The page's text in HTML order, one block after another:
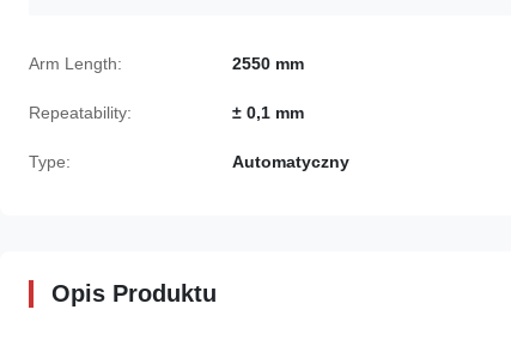
Arm Length: 2550 mm
Repeatability: ± 0,1 mm
Type: Automatyczny
Opis Produktu